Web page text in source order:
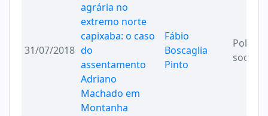
31/07/2018
agrária no
extremo norte
capixaba: o caso
do
assentamento
Adriano
Machado em
Montanha
Fábio
Boscaglia
Pinto
Política